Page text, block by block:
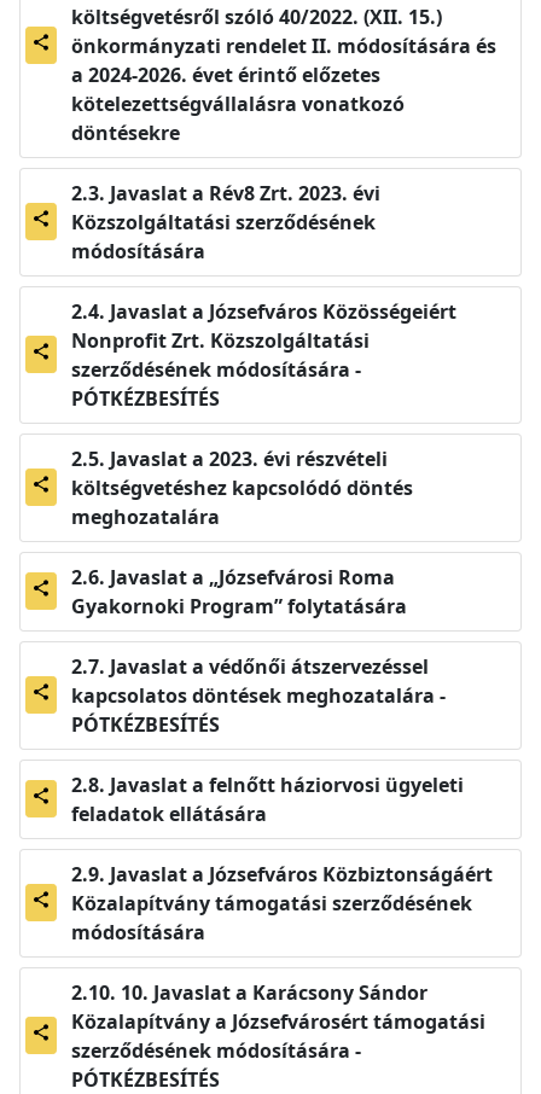
share
költségvetésről szóló 40/2022. (XII. 15.)
önkormányzati rendelet II. módosítására és
a 2024-2026. évet érintő előzetes
kötelezettségvállalásra vonatkozó
döntésekre
share
Javaslat a Rév8 Zrt. 2023. évi
Közszolgáltatási szerződésének
módosítására
share
Javaslat a Józsefváros Közösségeiért
Nonprofit Zrt. Közszolgáltatási
szerződésének módosítására -
PÓTKÉZBESÍTÉS
share
Javaslat a 2023. évi részvételi
költségvetéshez kapcsolódó döntés
meghozatalára
share
Javaslat a „Józsefvárosi Roma
Gyakornoki Program” folytatására
share
Javaslat a védőnői átszervezéssel
kapcsolatos döntések meghozatalára -
PÓTKÉZBESÍTÉS
share
Javaslat a felnőtt háziorvosi ügyeleti
feladatok ellátására
share
Javaslat a Józsefváros Közbiztonságáért
Közalapítvány támogatási szerződésének
módosítására
share
10. Javaslat a Karácsony Sándor
Közalapítvány a Józsefvárosért támogatási
szerződésének módosítására -
PÓTKÉZBESÍTÉS